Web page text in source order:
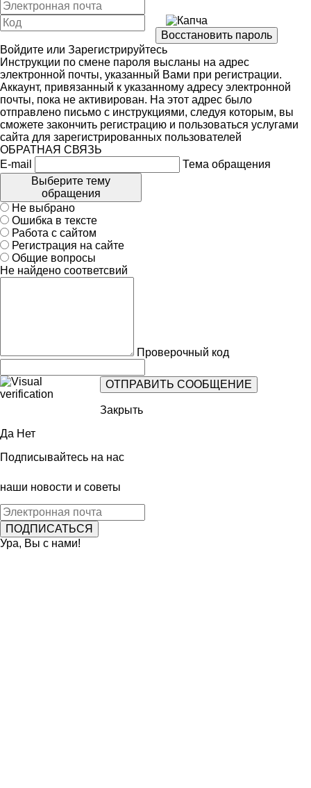
Войдите или Зарегистрируйтесь
Инструкции по смене пароля высланы на адрес
электронной почты, указанный Вами при регистрации.
Аккаунт, привязанный к указанному адресу электронной
почты, пока не активирован. На этот адрес было
отправлено письмо с инструкциями, следуя которым, вы
сможете закончить регистрацию и пользоваться услугами
сайта для зарегистрированных пользователей
ОБРАТНАЯ СВЯЗЬ
E-mail
Тема обращения
Выберите тему
обращения
Не выбрано
Ошибка в тексте
Работа с сайтом
Регистрация на сайте
Общие вопросы
Не найдено соответсвий
Проверочный код
Закрыть
Да Нет
Подписывайтесь на нас
наши новости и советы
Ура, Вы с нами!